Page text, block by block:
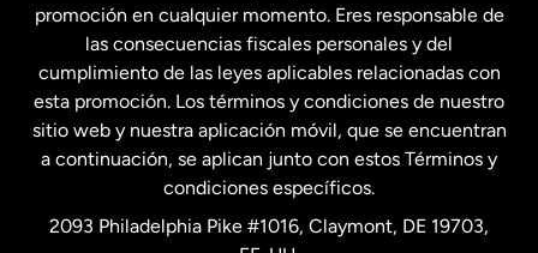
Malasia
Nueva Zelanda
Países Bajos
promoción en cualquier momento. Eres responsable de
las consecuencias fiscales personales y del
cumplimiento de las leyes aplicables relacionadas con
esta promoción. Los términos y condiciones de nuestro
sitio web y nuestra aplicación móvil, que se encuentran
a continuación, se aplican junto con estos Términos y
condiciones específicos.
2093 Philadelphia Pike #1016, Claymont, DE 19703,